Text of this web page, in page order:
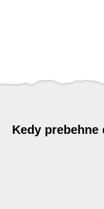
Kedy prebehne